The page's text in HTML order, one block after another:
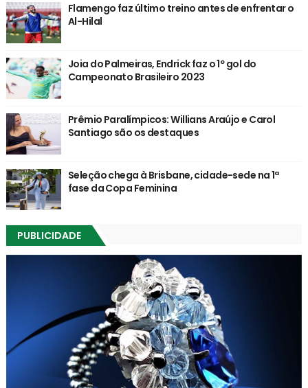
Flamengo faz último treino antes de enfrentar o
Al-Hilal
Joia do Palmeiras, Endrick faz o 1º gol do
Campeonato Brasileiro 2023
Prêmio Paralímpicos: Willians Araújo e Carol
Santiago são os destaques
Seleção chega à Brisbane, cidade-sede na 1ª
fase da Copa Feminina
PUBLICIDADE